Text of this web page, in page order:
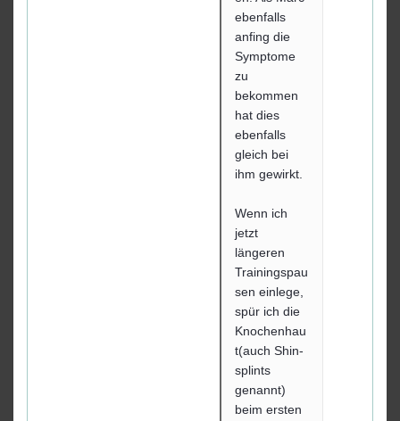
ebenfalls
anfing die
Symptome
zu
bekommen
hat dies
ebenfalls
gleich bei
ihm gewirkt.
Wenn ich
jetzt
längeren
Trainingspau
sen einlege,
spür ich die
Knochenhau
t(auch Shin-
splints
genannt)
beim ersten